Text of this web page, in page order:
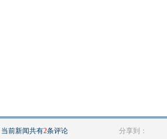
当前新闻共有2条评论 分享到：